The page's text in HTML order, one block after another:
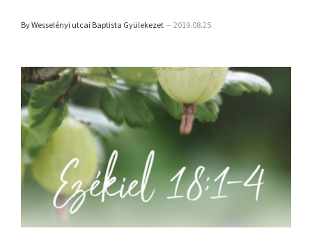
By Wesselényi utcai Baptista Gyülekezet – 2019.08.25.